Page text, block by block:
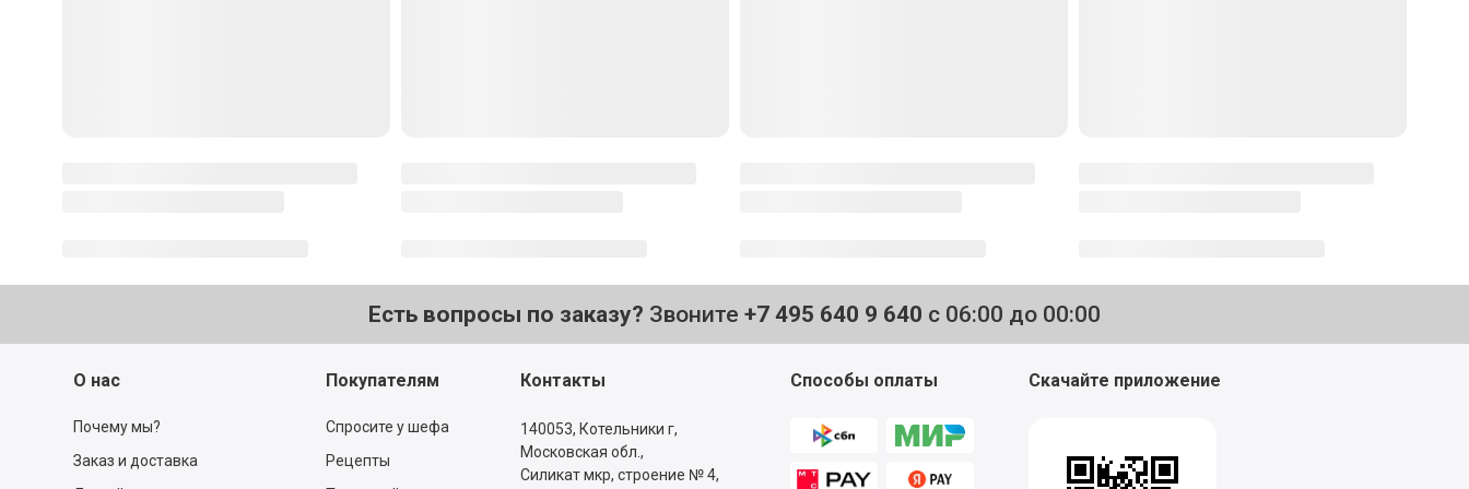
Есть вопросы по заказу? Звоните +7 495 640 9 640 с 06:00 до 00:00
О нас
Почему мы?
Заказ и доставка
Покупателям
Спросите у шефа
Рецепты
Контакты
140053, Котельники г,
Московская обл.,
Силикат мкр, строение № 4,
Способы оплаты Скачайте приложение